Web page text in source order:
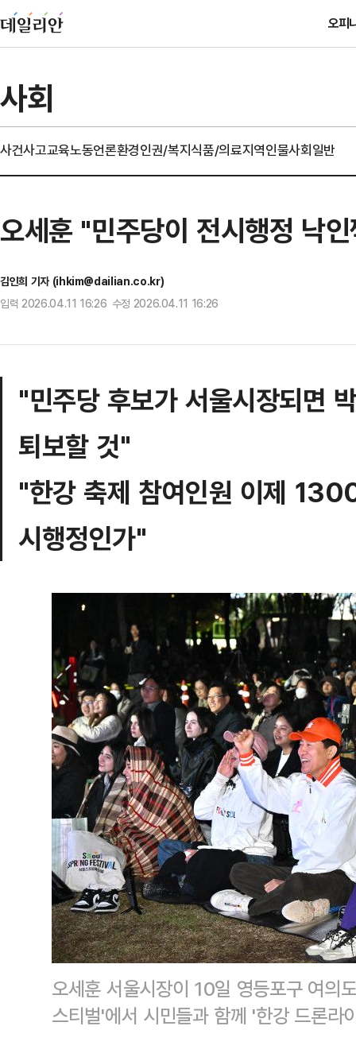
오피
사회
사건사고교육노동언론환경인권/복지식품/의료지역인물사회일반
오세훈 "민주당이 전시행정 낙
김인희 기자 (ihkim@dailian.co.kr)
입력 2026.04.11 16:26 수정 2026.04.11 16:26
"민주당 후보가 서울시장되면
퇴보할 것"
"한강 축제 참여인원 이제
시행정인가"
오세훈 서울시장이 10일 영등포구 여의
스티벌'에서 시민들과 함께 '한강 드론